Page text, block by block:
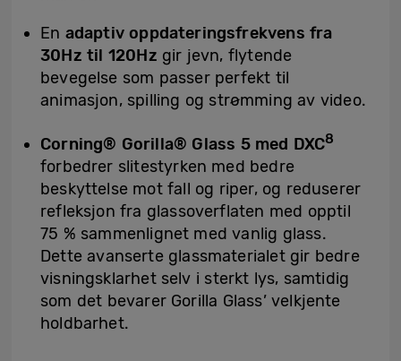
En adaptiv oppdateringsfrekvens fra
30Hz til 120Hz gir jevn, flytende
bevegelse som passer perfekt til
animasjon, spilling og strømming av video.
Corning® Gorilla® Glass 5 med DXC8
forbedrer slitestyrken med bedre
beskyttelse mot fall og riper, og reduserer
refleksjon fra glassoverflaten med opptil
75 % sammenlignet med vanlig glass.
Dette avanserte glassmaterialet gir bedre
visningsklarhet selv i sterkt lys, samtidig
som det bevarer Gorilla Glass’ velkjente
holdbarhet.